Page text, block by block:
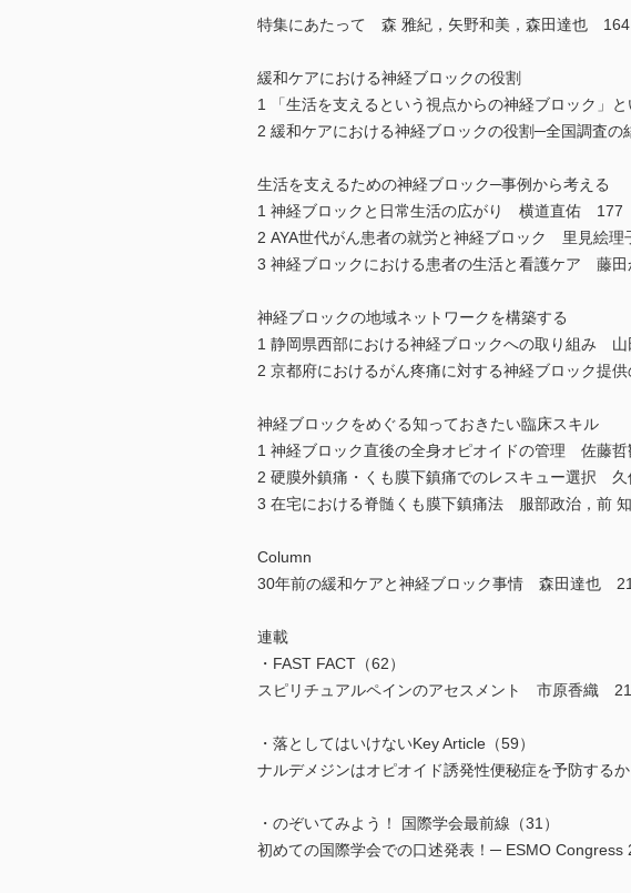
特集にあたって 森 雅紀，矢野和美，森田達也 164
緩和ケアにおける神経ブロックの役割
1 「生活を支えるという視点からの神経ブロック
2 緩和ケアにおける神経ブロックの役割─全国調査
生活を支えるための神経ブロック─事例から考える
1 神経ブロックと日常生活の広がり 横道直佑 177
2 AYA世代がん患者の就労と神経ブロック 里見絵
3 神経ブロックにおける患者の生活と看護ケア 藤
神経ブロックの地域ネットワークを構築する
1 静岡県西部における神経ブロックへの取り組み
2 京都府におけるがん疼痛に対する神経ブロック
神経ブロックをめぐる知っておきたい臨床スキル
1 神経ブロック直後の全身オピオイドの管理 佐藤
2 硬膜外鎮痛・くも膜下鎮痛でのレスキュー選択
3 在宅における脊髄くも膜下鎮痛法 服部政治，前
Column
30年前の緩和ケアと神経ブロック事情 森田達也
連載
・FAST FACT（62）
スピリチュアルペインのアセスメント 市原香織
・落としてはいけないKey Article（59）
ナルデメジンはオピオイド誘発性便秘症を予防す
・のぞいてみよう！ 国際学会最前線（31）
初めての国際学会での口述発表！─ ESMO